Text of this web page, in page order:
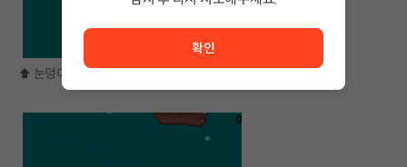
⬆️ 눈덩이와 플레이어가 충돌하면 플레이어가 밀려나갑니다.
확인